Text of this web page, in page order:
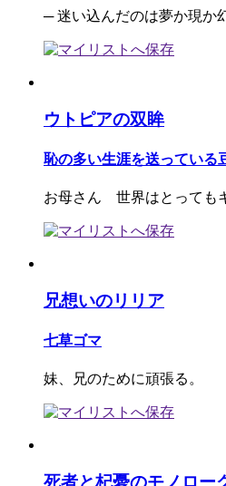
─ 迷い込んだのは夢か現か
ウトピアの双眸
恥の多い生涯を送っている
お母さん 世界はとっても
兄想いのリリア
七草ゴマ
妹、兄のために頑張る。
死者と杞憂のモノロー